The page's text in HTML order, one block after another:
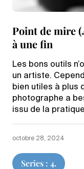
Point de mire
à une fin
Les bons outils
un artiste.
bien utiles à plus
photographe a
issu de la
Series : 4.
octobre 28, 2024